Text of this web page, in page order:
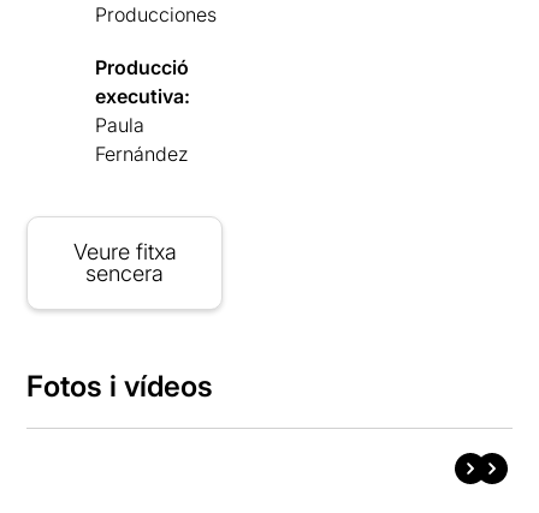
Producciones
Producció
executiva:
Paula
Fernández
Veure fitxa
sencera
Fotos i vídeos